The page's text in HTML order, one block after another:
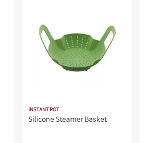
INSTANT POT
Silicone Steamer Basket